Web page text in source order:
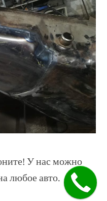
У нас можно
любое авто.